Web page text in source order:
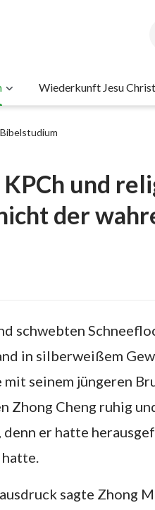
Wiederkunft Jesu
Bibelstudium
und
der
schwebten
in silberweißem
seinem jüngeren
Zhong Cheng ruhig
er hatte
sagte Zhong